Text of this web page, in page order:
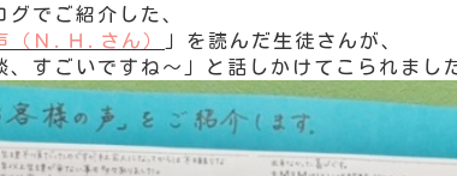
グでご紹介した、
（Ｎ.Ｈ.さん）
」を読んだ生徒さんが、
、すごいですね～」と話しかけてこられまし